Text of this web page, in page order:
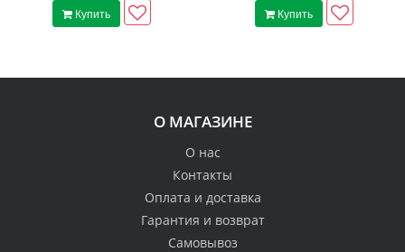
Купить Купить
О МАГАЗИНЕ
О нас
Контакты
Оплата и доставка
Гарантия и возврат
Самовывоз